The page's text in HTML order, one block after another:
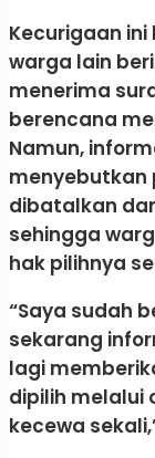
Kecurigaan
warga lain
menerima
berencana
Namun,
menyebutkan
dibatalkan
sehingga
hak pilihnya
“Saya sudah
sekarang
lagi
dipilih melalui
kecewa